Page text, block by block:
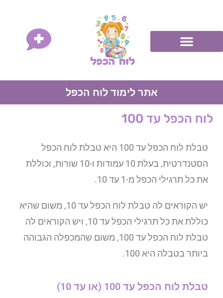
אתר לימוד לוח הכפל
לוח הכפל עד 100
טבלת לוח הכפל עד 100 היא טבלת לוח הכפל
הסטנדרטית, בעלת 10 עמודות ו-10 שורות, וכוללת
את כל תרגילי הכפל מ-1 עד 10.
יש הקוראים לה טבלת לוח הכפל עד 10, משום שהיא
כוללת את כל תרגילי הכפל עד 10, ויש הקוראים לה
טבלת לוח הכפל עד 100, משום שהמכפלה הגבוהה
ביותר בטבלה היא 100.
טבלת לוח הכפל עד 100 (או עד 10)